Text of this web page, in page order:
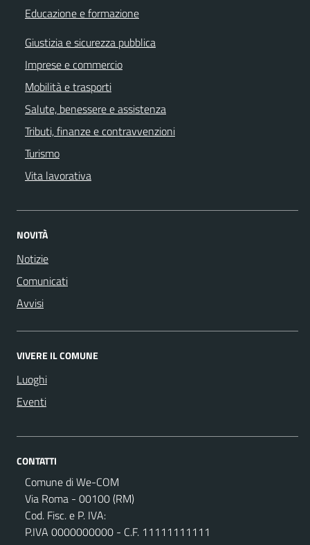
Educazione e formazione
Giustizia e sicurezza pubblica
Imprese e commercio
Mobilità e trasporti
Salute, benessere e assistenza
Tributi, finanze e contravvenzioni
Turismo
Vita lavorativa
NOVITÀ
Notizie
Comunicati
Avvisi
VIVERE IL COMUNE
Luoghi
Eventi
CONTATTI
Comune di We-COM
Via Roma - 00100 (RM)
Cod. Fisc. e P. IVA:
P.IVA 0000000000 - C.F. 11111111111